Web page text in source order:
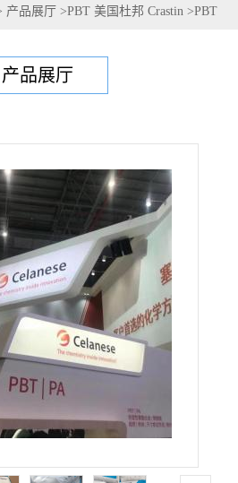
产品展厅 >PBT 美国杜邦 Crastin >PBT
产品展厅